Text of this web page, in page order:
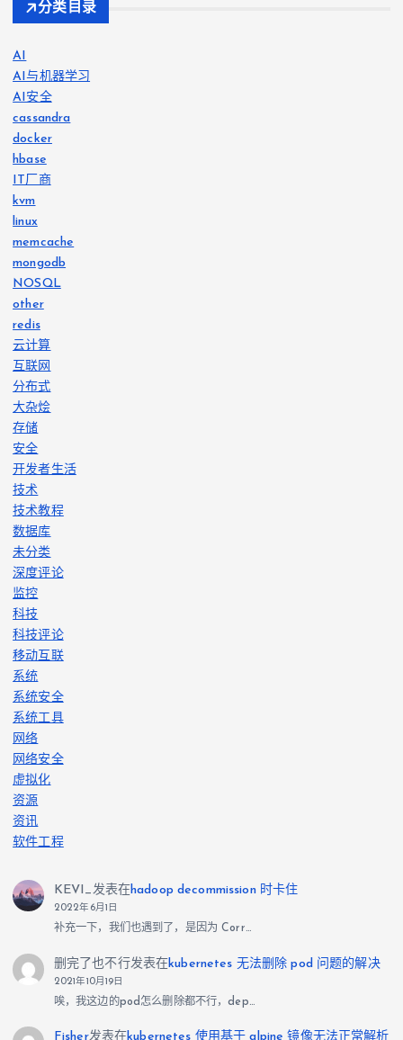
分类目录
AI
AI与机器学习
AI安全
cassandra
docker
hbase
IT厂商
kvm
linux
memcache
mongodb
NOSQL
other
redis
云计算
互联网
分布式
大杂烩
存储
安全
开发者生活
技术
技术教程
数据库
未分类
深度评论
监控
科技
科技评论
移动互联
系统
系统安全
系统工具
网络
网络安全
虚拟化
资源
资讯
软件工程
KEVI_发表在hadoop decommission 时卡住
2022年6月1日
补充一下，我们也遇到了，是因为 Corr…
删完了也不行发表在kubernetes 无法删除 pod 问题的解决
2021年10月19日
唉，我这边的pod怎么删除都不行，dep…
Fisher发表在 kubernetes 使用基于 alpine 镜像无法正常解析